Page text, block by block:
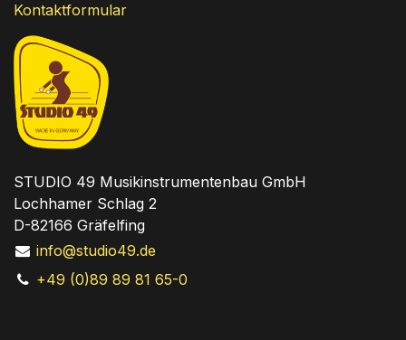
Kontaktformular
STUDIO 49 Musikinstrumentenbau GmbH
Lochhamer Schlag 2
D-82166 Gräfelfing
info@studio49.de
+49 (0)89 89 81 65-0